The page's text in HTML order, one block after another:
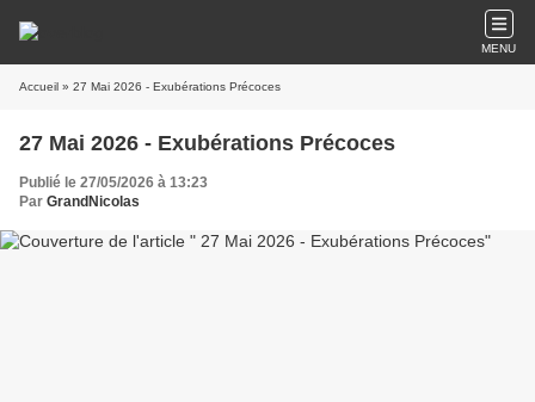
MENU
Accueil » 27 Mai 2026 - Exubérations Précoces
27 Mai 2026 - Exubérations Précoces
Publié le 27/05/2026 à 13:23
Par GrandNicolas